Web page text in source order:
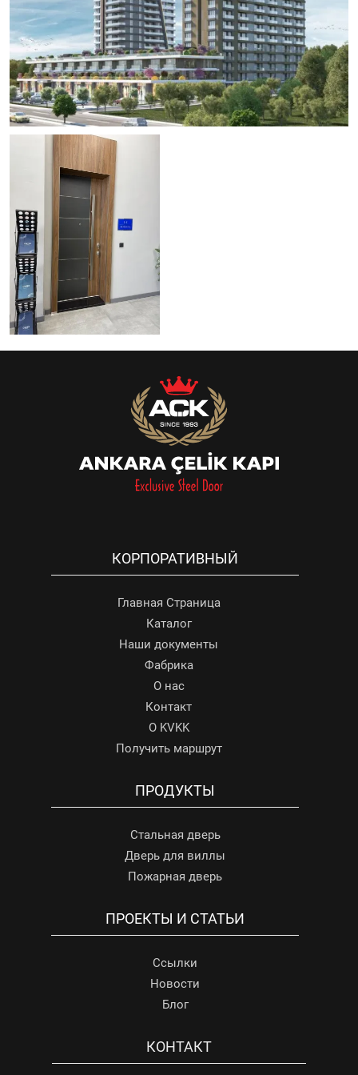
КОРПОРАТИВНЫЙ
Главная Страница
Каталог
Наши документы
Фабрика
О нас
Контакт
О KVKK
Получить маршрут
ПРОДУКТЫ
Стальная дверь
Дверь для виллы
Пожарная дверь
ПРОЕКТЫ И СТАТЬИ
Ссылки
Новости
Блог
КОНТАКТ